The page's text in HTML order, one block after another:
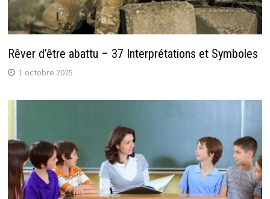
Rêver d’être abattu – 37 Interprétations et Symboles
1 octobre 2025